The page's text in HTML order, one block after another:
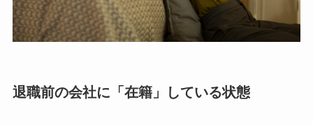
退職前の会社に「在籍」している状態